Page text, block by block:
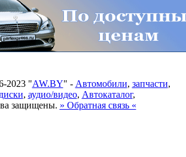
2023 "AW.BY" - Автомобили, запчасти,
диски, аудио/видео, Автокаталог,
защищены. » Обратная связь «